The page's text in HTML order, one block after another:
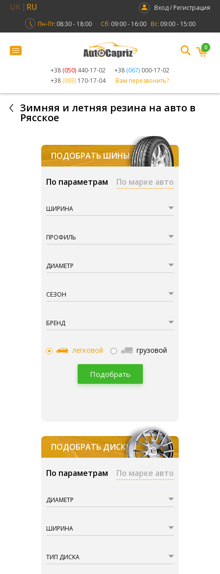
UK RU
Вход / Регистрация
Пн-Пт: 08:30 - 18:00 Сб: 09:00 - 16:00 Вс: 09:00 - 15:00
+38 (050) 440-17-02 +38 (067) 000-17-02
+38 (093) 170-17-04 Вам перезвонить?
0
Зимняя и летняя резина на авто в
Рясское
ПОДОБРАТЬ ШИНЫ
По параметрам По марке авто
ШИРИНА
ПРОФИЛЬ
ДИАМЕТР
СЕЗОН
БРЕНД
легковой грузовой
Подобрать
ПОДОБРАТЬ ДИСКИ
По параметрам По марке авто
ДИАМЕТР
ШИРИНА
ТИП ДИСКА